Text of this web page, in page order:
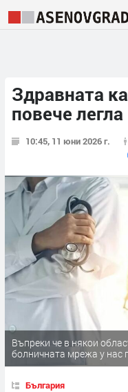
Здравната
повече легла
10:45, 11 юни 2026 г.
Въпреки че в някои
болничната мрежа у нас
България